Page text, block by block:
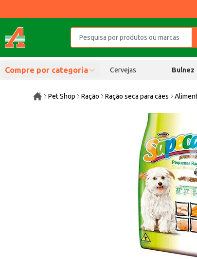
Compre por categoria Cervejas Bulnez
Pet Shop Ração Ração seca para cães